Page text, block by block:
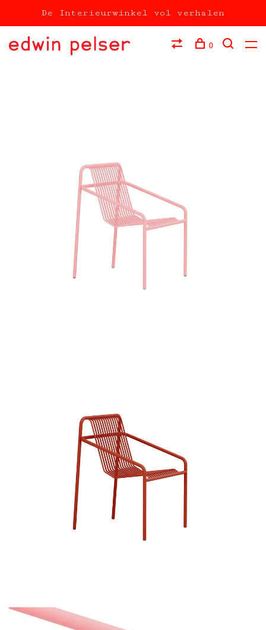
De Interieurwinkel vol verhalen
0